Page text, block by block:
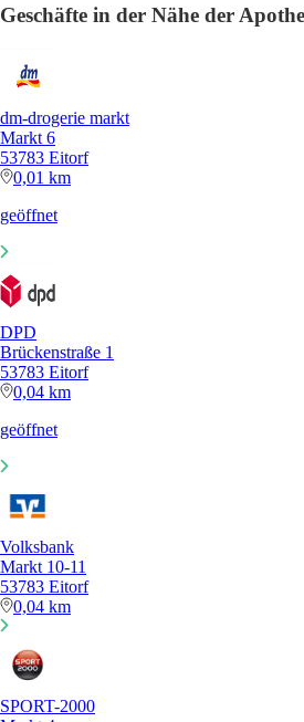
Geschäfte in der Nähe der
dm-drogerie markt
Markt 6
53783 Eitorf
0,01 km
geöffnet
DPD
Brückenstraße 1
53783 Eitorf
0,04 km
geöffnet
Volksbank
Markt 10-11
53783 Eitorf
0,04 km
SPORT-2000